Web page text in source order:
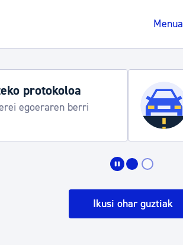
Menua
protokoloa
egoeraren berri
Ikusi ohar guztiak